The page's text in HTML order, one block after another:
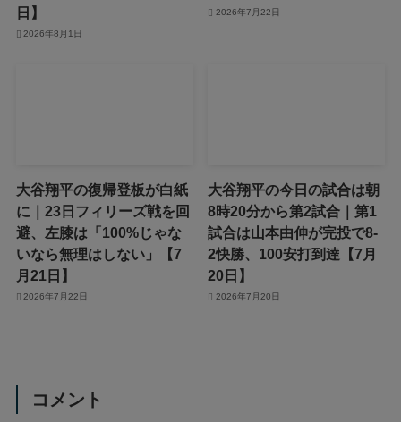
日】
2026年8月1日
2026年7月22日
大谷翔平の復帰登板が白紙
に｜23日フィリーズ戦を回
避、左膝は「100%じゃな
いなら無理はしない」【7
月21日】
2026年7月22日
大谷翔平の今日の試合は朝
8時20分から第2試合｜第1
試合は山本由伸が完投で8-
2快勝、100安打到達【7月
20日】
2026年7月20日
コメント